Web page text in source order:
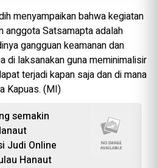
menyampaikan bahwa kegiatan
anggota Satsamapta adalah
gangguan keamanan dan
di laksanakan guna meminimalisir
terjadi kapan saja dan di mana
Kapuas. (MI)
semakin
Judi Online
Hanaut